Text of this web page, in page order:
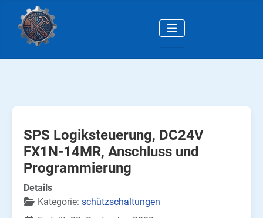
SPS Logiksteuerung, DC24V
FX1N-14MR, Anschluss und
Programmierung
Details
Kategorie: schützschaltungen